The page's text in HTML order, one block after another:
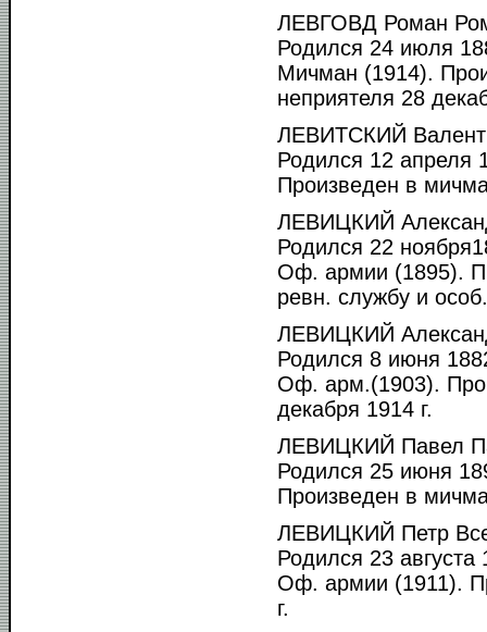
ЛЕВГОВД Роман
Родился 24 июля
Мичман (1914).
неприятеля 28
ЛЕВИТСКИЙ
Родился 12 апреля
Произведен в
ЛЕВИЦКИЙ
Родился 22
Оф. армии (1895).
ревн. службу и
ЛЕВИЦКИЙ
Родился 8 июня
Оф. арм.(1903).
декабря 1914 г.
ЛЕВИЦКИЙ Павел
Родился 25 июня
Произведен в
ЛЕВИЦКИЙ Петр
Родился 23 августа
Оф. армии (1911).
г.